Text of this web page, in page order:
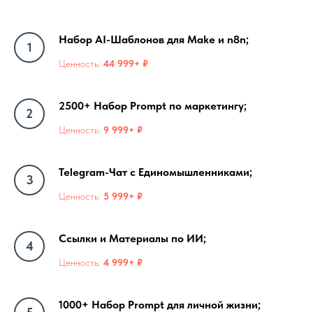
Набор AI-Шаблонов для Make и n8n;
Ценность: 44 999+ ₽
2500+ Набор Prompt по маркетингу;
Ценность: 9 999+ ₽
Telegram-Чат с Единомышленниками;
Ценность: 5 999+ ₽
Ссылки и Материалы по ИИ;
Ценность: 4 999+ ₽
1000+ Набор Prompt для личной жизни;